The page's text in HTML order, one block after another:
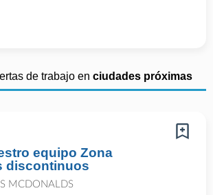
de trabajo en ciudades próximas
equipo Zona
discontinuos
MCDONALDS